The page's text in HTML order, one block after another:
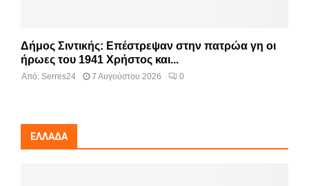
Δήμος Σιντικής: Επέστρεψαν στην πατρώα γη οι
ήρωες του 1941 Χρήστος και...
Από: Serres24 7 Αυγούστου 2026 0
ΕΛΛΆΔΑ